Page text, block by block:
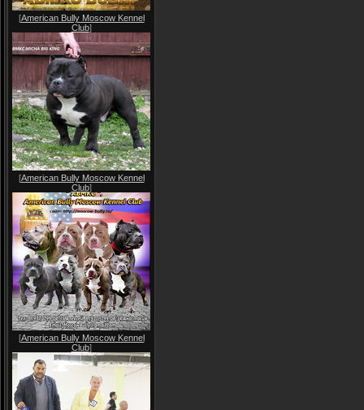
[American Bully Moscow Kennel
Club]
[American Bully Moscow Kennel
Club]
[American Bully Moscow Kennel
Club]